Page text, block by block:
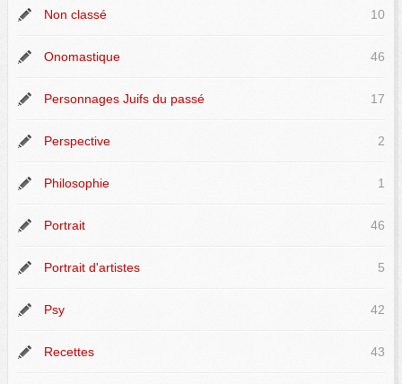
Non classé 10
Onomastique 46
Personnages Juifs du passé 17
Perspective 2
Philosophie 1
Portrait 46
Portrait d'artistes 5
Psy 42
Recettes 43